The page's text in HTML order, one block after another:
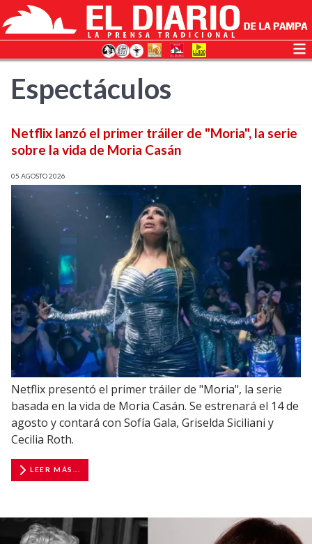
Espectáculos
Netflix lanzó el primer tráiler de "Moria", la serie
sobre la vida de Moria Casán
05 AGOSTO 2026
Netflix presentó el primer tráiler de "Moria", la serie
basada en la vida de Moria Casán. Se estrenará el 14 de
agosto y contará con Sofía Gala, Griselda Siciliani y
Cecilia Roth.
LEER MÁS...